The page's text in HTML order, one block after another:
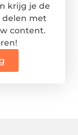
krijg je de
delen met
content.